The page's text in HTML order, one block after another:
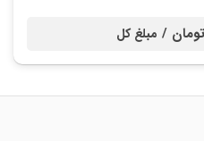
مبلغ کل